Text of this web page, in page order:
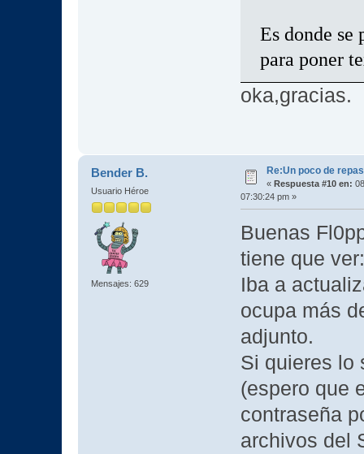
Es donde se
para poner
oka,gracias.
Bender B.
Usuario Héroe
Mensajes: 629
Re:Un poco de
« Respuesta #10 en:
07:30:24 pm »
Buenas
tiene que ver:
Iba a
ocupa más
adjunto.
Si quieres lo
(espero que
contraseña
archivos del